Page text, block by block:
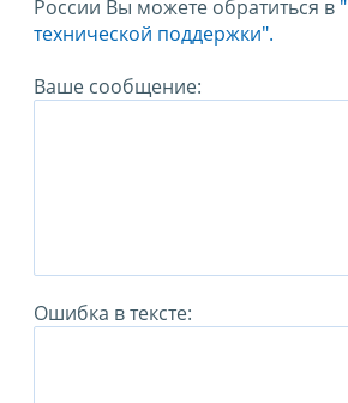
России Вы можете обратиться в
технической поддержки".
Ваше сообщение:
Ошибка в тексте: